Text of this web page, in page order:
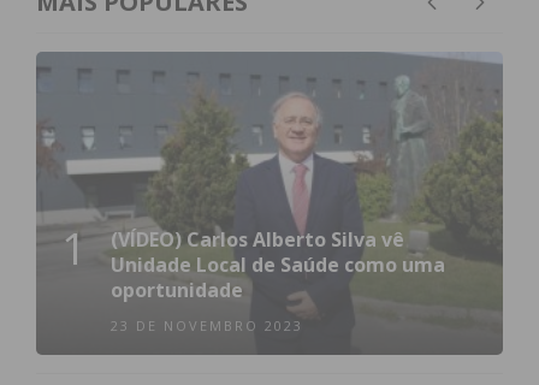
1
(VÍDEO) Carlos Alberto Silva vê
Unidade Local de Saúde como uma
oportunidade
23 DE NOVEMBRO 2023